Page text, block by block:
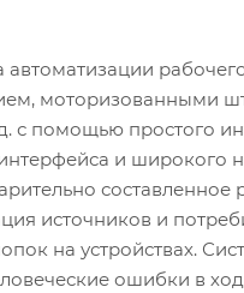
автоматизации
моторизованными
с помощью простого
интерфейса и широкого
составленное
источников и
на устройствах.
ошибки в